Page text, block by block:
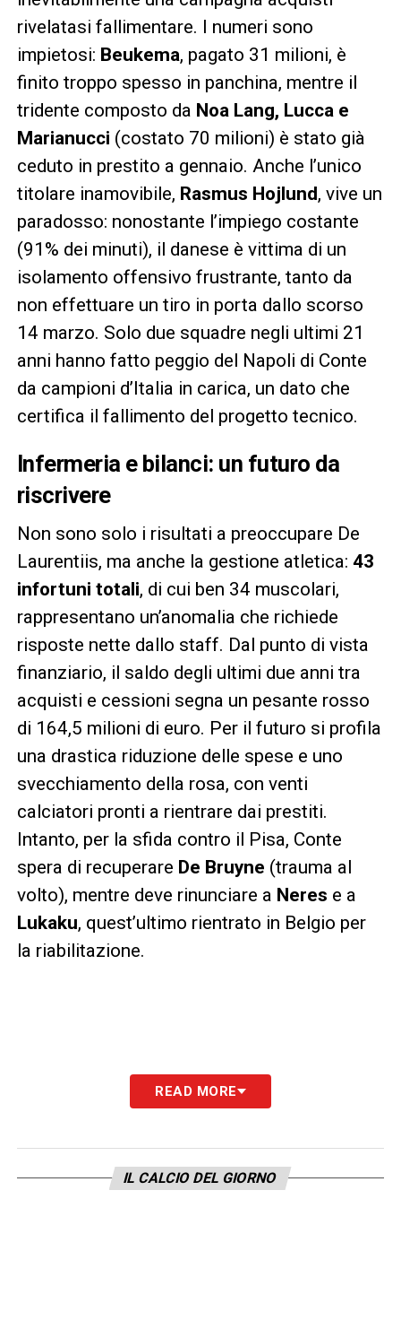
rivelatasi fallimentare. I numeri sono
impietosi: Beukema, pagato 31 milioni, è
finito troppo spesso in panchina, mentre il
tridente composto da Noa Lang, Lucca e
Marianucci (costato 70 milioni) è stato già
ceduto in prestito a gennaio. Anche l’unico
titolare inamovibile, Rasmus Hojlund, vive un
paradosso: nonostante l’impiego costante
(91% dei minuti), il danese è vittima di un
isolamento offensivo frustrante, tanto da
non effettuare un tiro in porta dallo scorso
14 marzo. Solo due squadre negli ultimi 21
anni hanno fatto peggio del Napoli di Conte
da campioni d’Italia in carica, un dato che
certifica il fallimento del progetto tecnico.
Infermeria e bilanci: un futuro da
riscrivere
Non sono solo i risultati a preoccupare De
Laurentiis, ma anche la gestione atletica: 43
infortuni totali, di cui ben 34 muscolari,
rappresentano un’anomalia che richiede
risposte nette dallo staff. Dal punto di vista
finanziario, il saldo degli ultimi due anni tra
acquisti e cessioni segna un pesante rosso
di 164,5 milioni di euro. Per il futuro si profila
una drastica riduzione delle spese e uno
svecchiamento della rosa, con venti
calciatori pronti a rientrare dai prestiti.
Intanto, per la sfida contro il Pisa, Conte
spera di recuperare De Bruyne (trauma al
volto), mentre deve rinunciare a Neres e a
Lukaku, quest’ultimo rientrato in Belgio per
la riabilitazione.
LA PLAYLIST DELLE NOSTRE TOP NEWS
READ MORE
IL CALCIO DEL GIORNO